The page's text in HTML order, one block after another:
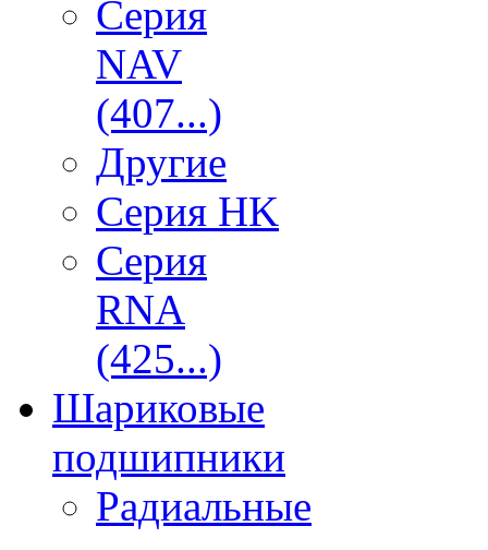
Серия
NAV
(407...)
Другие
Серия HK
Серия
RNA
(425...)
Шариковые
подшипники
Радиальные